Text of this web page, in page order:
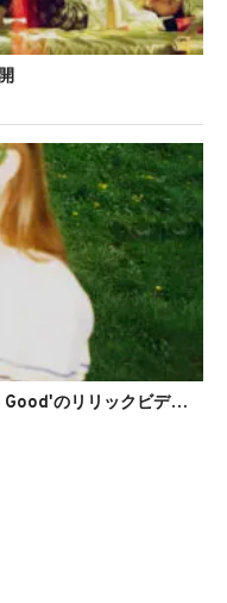
Sophie van Hasselt、'Focus on the Good'のリリックビデオを公開